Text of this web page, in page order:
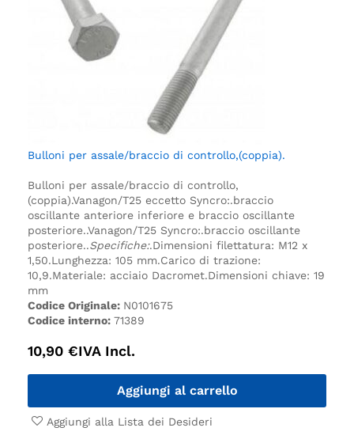
Bulloni per assale/braccio di controllo,(coppia).
Bulloni per assale/braccio di controllo,
(coppia).Vanagon/T25 eccetto Syncro:.braccio
oscillante anteriore inferiore e braccio oscillante
posteriore..Vanagon/T25 Syncro:.braccio oscillante
posteriore..Specifiche:.Dimensioni filettatura: M12 x
1,50.Lunghezza: 105 mm.Carico di trazione:
10,9.Materiale: acciaio Dacromet.Dimensioni chiave: 19
mm
Codice Originale: N0101675
Codice interno: 71389
10,90 €IVA Incl.
Aggiungi al carrello
Aggiungi alla Lista dei Desideri